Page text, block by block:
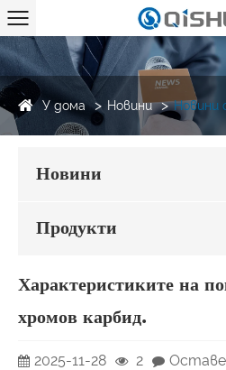
У дома Новини Новини
Новини
Продукти
Характеристиките на
хромов карбид.
2025-11-28 2